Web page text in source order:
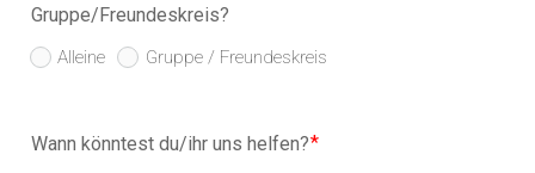
Gruppe/Freundeskreis?
Alleine Gruppe / Freundeskreis
Wann könntest du/ihr uns helfen?